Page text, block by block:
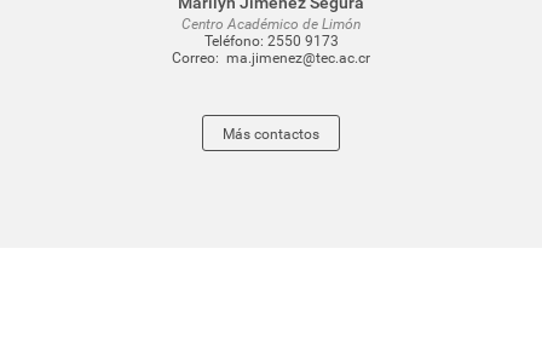
Centro Académico de Limón
Teléfono: 2550 9173
Correo: ma.jimenez@tec.ac.cr
Más contactos